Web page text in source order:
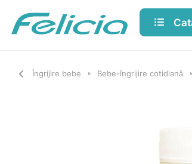
Îngrijire bebe Bebe-îngrijire cotidiană